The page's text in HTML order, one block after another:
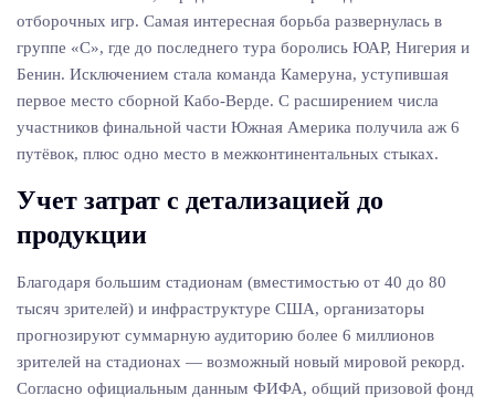
отборочных игр. Самая интересная борьба развернулась в
группе «С», где до последнего тура боролись ЮАР, Нигерия и
Бенин. Исключением стала команда Камеруна, уступившая
первое место сборной Кабо-Верде. С расширением числа
участников финальной части Южная Америка получила аж 6
путёвок, плюс одно место в межконтинентальных стыках.
Учет затрат с детализацией до
продукции
Благодаря большим стадионам (вместимостью от 40 до 80
тысяч зрителей) и инфраструктуре США, организаторы
прогнозируют суммарную аудиторию более 6 миллионов
зрителей на стадионах — возможный новый мировой рекорд.
Согласно официальным данным ФИФА, общий призовой фонд